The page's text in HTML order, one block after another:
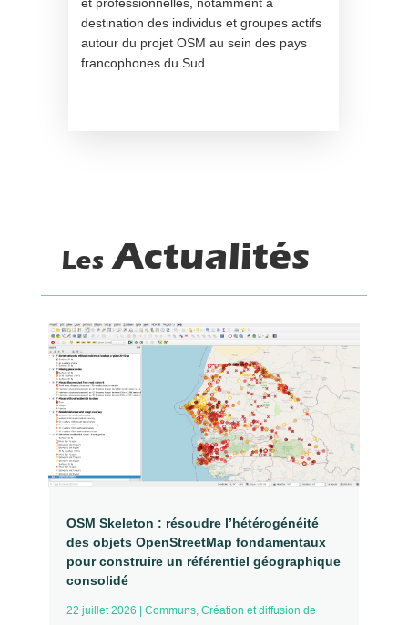
et professionnelles, notamment à
destination des individus et groupes actifs
autour du projet OSM au sein des pays
francophones du Sud.
LesActualités
OSM Skeleton : résoudre l’hétérogénéité
des objets OpenStreetMap fondamentaux
pour construire un référentiel géographique
consolidé
22 juillet 2026 Communs, Création et diffusion de